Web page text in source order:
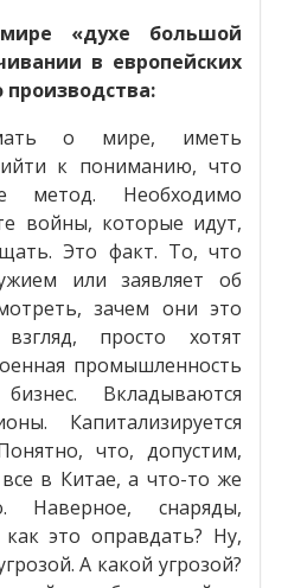
«духе большой
в европейских
производства:
о мире, иметь
к пониманию, что
Необходимо
войны, которые идут,
Это факт. То, что
или заявляет об
зачем они это
просто хотят
промышленность
Вкладываются
Капитализируется
что, допустим,
в Китае, а что-то же
Наверное, снаряды,
это оправдать? Ну,
А какой угрозой?